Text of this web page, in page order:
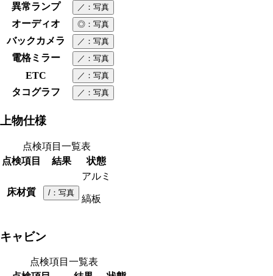
異常ランプ ／ ：写真
オーディオ ◎ ：写真
バックカメラ ／ ：写真
電格ミラー ／ ：写真
ETC ／ ：写真
タコグラフ ／ ：写真
上物仕様
点検項目一覧表
点検項目
結果 状態
床材質 / ：写真
アルミ
縞板
キャビン
点検項目一覧表